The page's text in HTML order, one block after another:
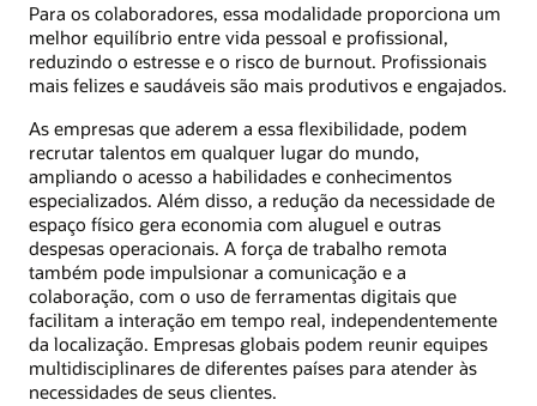
Para os colaboradores, essa modalidade proporciona um
melhor equilíbrio entre vida pessoal e profissional,
reduzindo o estresse e o risco de burnout. Profissionais
mais felizes e saudáveis são mais produtivos e engajados.
As empresas que aderem a essa flexibilidade, podem
recrutar talentos em qualquer lugar do mundo,
ampliando o acesso a habilidades e conhecimentos
especializados. Além disso, a redução da necessidade de
espaço físico gera economia com aluguel e outras
despesas operacionais. A força de trabalho remota
também pode impulsionar a comunicação e a
colaboração, com o uso de ferramentas digitais que
facilitam a interação em tempo real, independentemente
da localização. Empresas globais podem reunir equipes
multidisciplinares de diferentes países para atender às
necessidades de seus clientes.